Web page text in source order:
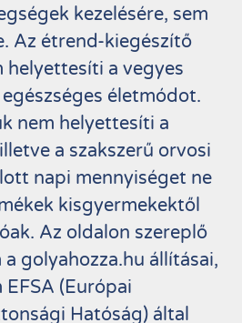
kezelésére, sem
Az étrend-kiegészítő
helyettesíti a vegyes
életmódot.
nem helyettesíti a
a szakszerű orvosi
napi mennyiséget ne
kisgyermekektől
Az oldalon szereplő
golyahozza.hu állításai,
EFSA (Európai
Hatóság) által